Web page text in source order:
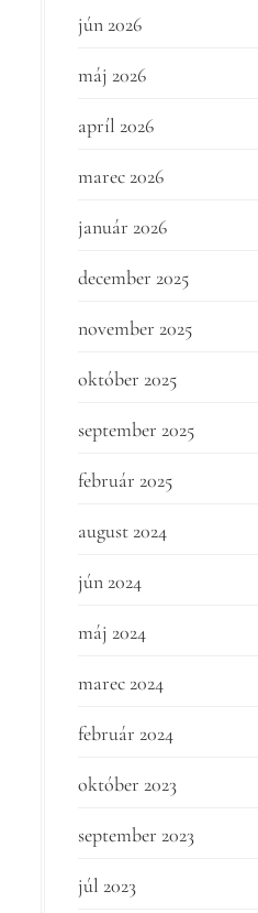
jún 2026
máj 2026
apríl 2026
marec 2026
január 2026
december 2025
november 2025
október 2025
september 2025
február 2025
august 2024
jún 2024
máj 2024
marec 2024
február 2024
október 2023
september 2023
júl 2023